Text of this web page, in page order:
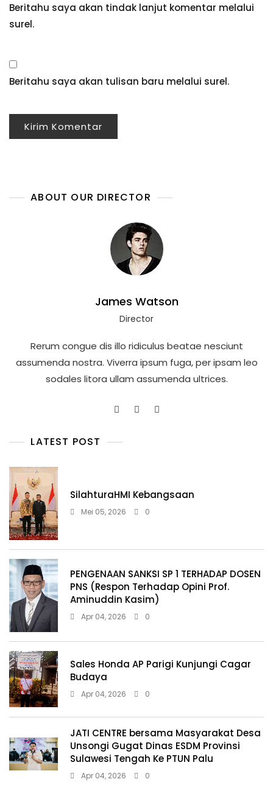
Beritahu saya akan tindak lanjut komentar melalui
surel.
Beritahu saya akan tulisan baru melalui surel.
ABOUT OUR DIRECTOR
James Watson
Director
Rerum congue dis illo ridiculus beatae nesciunt
assumenda nostra. Viverra ipsum fuga, per ipsam leo
sodales litora ullam assumenda ultrices.
LATEST POST
SilahturaHMI Kebangsaan
Mei 05, 2026 0
PENGENAAN SANKSI SP 1 TERHADAP DOSEN
PNS (Respon Terhadap Opini Prof.
Aminuddin Kasim)
Apr 04, 2026 0
Sales Honda AP Parigi Kunjungi Cagar
Budaya
Apr 04, 2026 0
JATI CENTRE bersama Masyarakat Desa
Unsongi Gugat Dinas ESDM Provinsi
Sulawesi Tengah Ke PTUN Palu
Apr 04, 2026 0